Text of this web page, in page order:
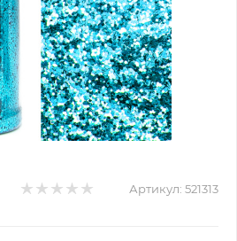
Артикул: 521313